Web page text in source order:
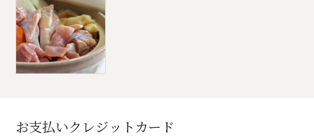
お支払いクレジットカード